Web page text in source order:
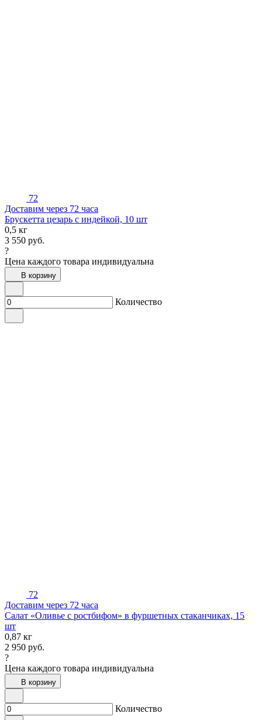
72
Доставим через 72 часа
Брускетта цезарь с индейкой, 10 шт
0,5 кг
3 550 руб.
?
Цена каждого товара индивидуальна
В корзину
Количество
72
Доставим через 72 часа
Салат «Оливье с ростбифом» в фуршетных стаканчиках, 15
шт
0,87 кг
2 950 руб.
?
Цена каждого товара индивидуальна
В корзину
Количество